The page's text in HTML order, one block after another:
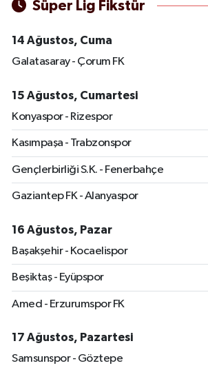
Süper Lig Fikstür
14 Ağustos, Cuma
Galatasaray - Çorum FK
15 Ağustos, Cumartesi
Konyaspor - Rizespor
Kasımpaşa - Trabzonspor
Gençlerbirliği S.K. - Fenerbahçe
Gaziantep FK - Alanyaspor
16 Ağustos, Pazar
Başakşehir - Kocaelispor
Beşiktaş - Eyüpspor
Amed - Erzurumspor FK
17 Ağustos, Pazartesi
Samsunspor - Göztepe